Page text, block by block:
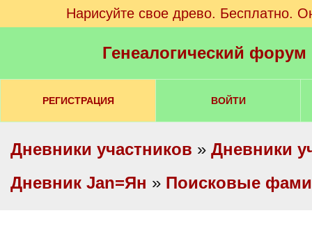
Нарисуйте свое древо. Бесплатно.
Генеалогический
РЕГИСТРАЦИЯ ВОЙТИ
Дневники участников » Дневники
Дневник Jan=Ян » Поисковые